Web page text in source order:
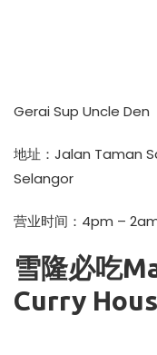
Gerai Sup Uncle Den
地址：Jalan Taman
Selangor
营业时间：4pm –
雪隆必吃
Curry